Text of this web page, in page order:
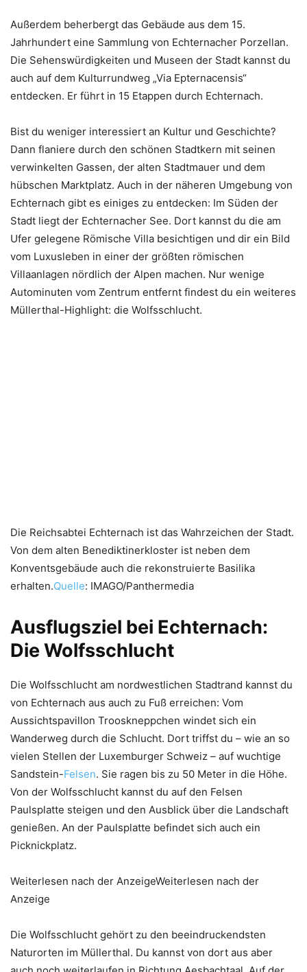
Außerdem beherbergt das Gebäude aus dem 15.
Jahrhundert eine Sammlung von Echternacher Porzellan.
Die Sehenswürdigkeiten und Museen der Stadt kannst du
auch auf dem Kulturrundweg „Via Epternacensis“
entdecken. Er führt in 15 Etappen durch Echternach.
Bist du weniger interessiert an Kultur und Geschichte?
Dann flaniere durch den schönen Stadtkern mit seinen
verwinkelten Gassen, der alten Stadtmauer und dem
hübschen Marktplatz. Auch in der näheren Umgebung von
Echternach gibt es einiges zu entdecken: Im Süden der
Stadt liegt der Echternacher See. Dort kannst du die am
Ufer gelegene Römische Villa besichtigen und dir ein Bild
vom Luxusleben in einer der größten römischen
Villaanlagen nördlich der Alpen machen. Nur wenige
Autominuten vom Zentrum entfernt findest du ein weiteres
Müllerthal-Highlight: die Wolfsschlucht.
Die Reichsabtei Echternach ist das Wahrzeichen der Stadt.
Von dem alten Benediktinerkloster ist neben dem
Konventsgebäude auch die rekonstruierte Basilika
erhalten.Quelle: IMAGO/Panthermedia
Ausflugsziel bei Echternach:
Die Wolfsschlucht
Die Wolfsschlucht am nordwestlichen Stadtrand kannst du
von Echternach aus auch zu Fuß erreichen: Vom
Aussichtspavillon Trooskneppchen windet sich ein
Wanderweg durch die Schlucht. Dort triffst du – wie an so
vielen Stellen der Luxemburger Schweiz – auf wuchtige
Sandstein-Felsen. Sie ragen bis zu 50 Meter in die Höhe.
Von der Wolfsschlucht kannst du auf den Felsen
Paulsplatte steigen und den Ausblick über die Landschaft
genießen. An der Paulsplatte befindet sich auch ein
Picknickplatz.
Weiterlesen nach der AnzeigeWeiterlesen nach der
Anzeige
Die Wolfsschlucht gehört zu den beeindruckendsten
Naturorten im Müllerthal. Du kannst von dort aus aber